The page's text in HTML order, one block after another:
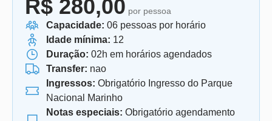
R$ 280,00 por pessoa
Capacidade: 06 pessoas por horário
Idade mínima: 12
Duração: 02h em horários agendados
Transfer: nao
Ingressos: Obrigatório Ingresso do Parque
Nacional Marinho
Notas especiais: Obrigatório agendamento